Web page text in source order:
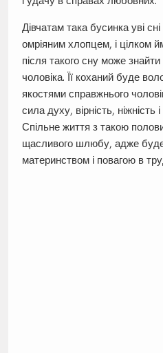
Дівчатам така бусинка уві
омріяним хлопцем, і цілком
після такого сну може знайти
чоловіка. Її коханий буде
якостями справжнього
сила духу, вірність, ніжність
Спільне життя з такою
щасливого шлюбу, адже
материнством і повагою в